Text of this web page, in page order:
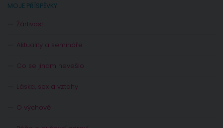
MOJE PŘÍSPĚVKY
Žárlivost
Aktuality a semináře
Co se jinam nevešlo
Láska, sex a vztahy
O výchově